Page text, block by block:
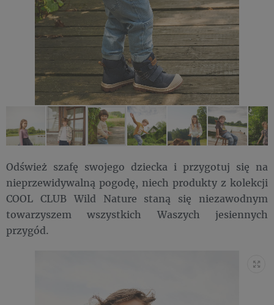
Odśwież szafę swojego dziecka i przygotuj się na
nieprzewidywalną pogodę, niech produkty z kolekcji
COOL CLUB Wild Nature staną się niezawodnym
towarzyszem wszystkich Waszych jesiennych
przygód.